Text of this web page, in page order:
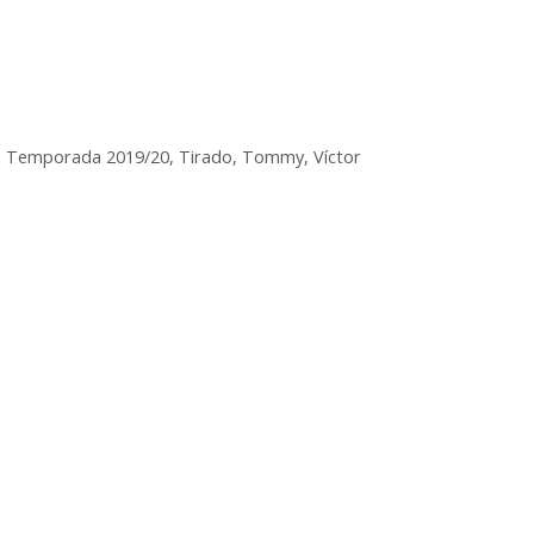
Temporada 2019/20, Tirado, Tommy, Víctor